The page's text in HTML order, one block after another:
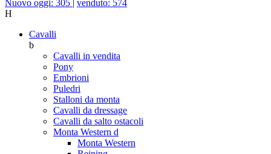
Nuovo oggi: 305 | venduto: 574
H
Cavalli
b
Cavalli in vendita
Pony
Embrioni
Puledri
Stalloni da monta
Cavalli da dressage
Cavalli da salto ostacoli
Monta Western d
Monta Western